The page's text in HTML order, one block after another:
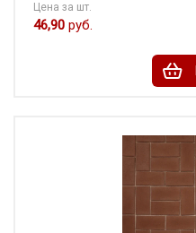
Цена за шт.
46,90 руб.